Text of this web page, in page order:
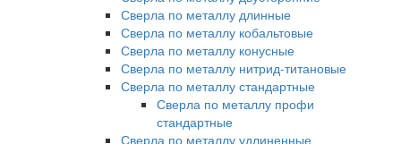
Сверла по металлу длинные
Сверла по металлу кобальтовые
Сверла по металлу конусные
Сверла по металлу нитрид-титановые
Сверла по металлу стандартные
Сверла по металлу профи
стандартные
Сверла по металлу удлиненные